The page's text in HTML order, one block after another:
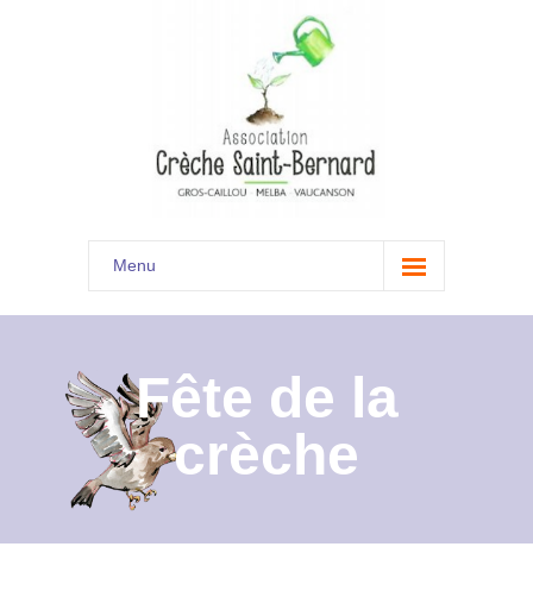
Menu
Accueil
Présentation
Documents
Les menus à venir
Fête de la
crèche